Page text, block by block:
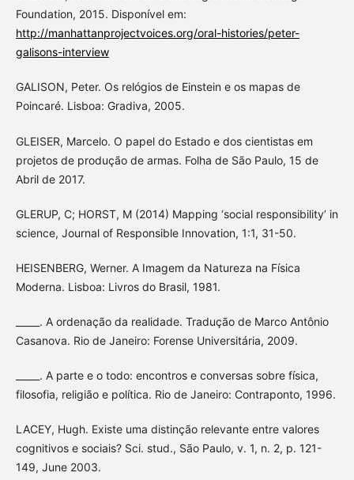
Foundation, 2015. Disponível em:
http://manhattanprojectvoices.org/oral-histories/peter-
galisons-interview
GALISON, Peter. Os relógios de Einstein e os mapas de
Poincaré. Lisboa: Gradiva, 2005.
GLEISER, Marcelo. O papel do Estado e dos cientistas em
projetos de produção de armas. Folha de São Paulo, 15 de
Abril de 2017.
GLERUP, C; HORST, M (2014) Mapping ‘social responsibility’ in
science, Journal of Responsible Innovation, 1:1, 31-50.
HEISENBERG, Werner. A Imagem da Natureza na Física
Moderna. Lisboa: Livros do Brasil, 1981.
_____. A ordenação da realidade. Tradução de Marco Antônio
Casanova. Rio de Janeiro: Forense Universitária, 2009.
_____. A parte e o todo: encontros e conversas sobre física,
filosofia, religião e política. Rio de Janeiro: Contraponto, 1996.
LACEY, Hugh. Existe uma distinção relevante entre valores
cognitivos e sociais? Sci. stud., São Paulo, v. 1, n. 2, p. 121-
149, June 2003.